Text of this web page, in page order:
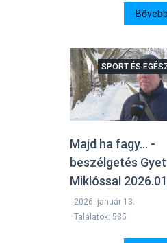
Majd ha fagy... -
beszélgetés
Miklóssal
SPORT ÉS
2026. január 13.
Találatok: 535